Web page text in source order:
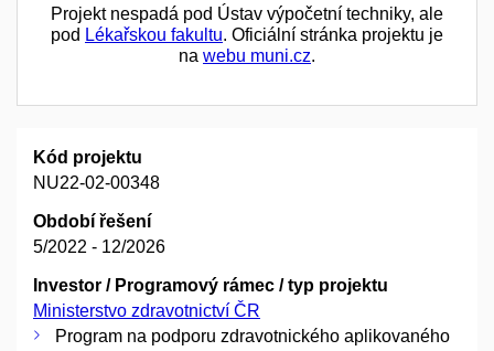
Projekt nespadá pod Ústav výpočetní techniky, ale
pod Lékařskou fakultu. Oficiální stránka projektu je
na webu muni.cz.
Kód projektu
NU22-02-00348
Období řešení
5/2022 - 12/2026
Investor / Programový rámec / typ projektu
Ministerstvo zdravotnictví ČR
Program na podporu zdravotnického aplikovaného